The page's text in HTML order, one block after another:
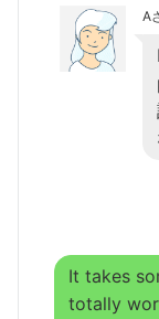
A
It takes
totally